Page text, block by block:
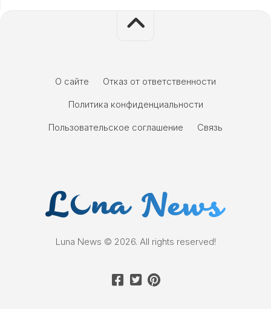
О сайте
Отказ от ответственности
Политика конфиденциальности
Пользовательское соглашение
Связь
Luna News © 2026. All rights reserved!